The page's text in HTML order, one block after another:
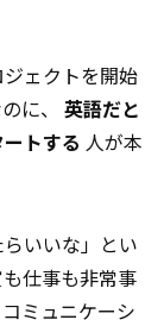
ェクトを開始
に、 英語だと
トする 人が本
いいな」とい
仕事も非常事
ミュニケーシ